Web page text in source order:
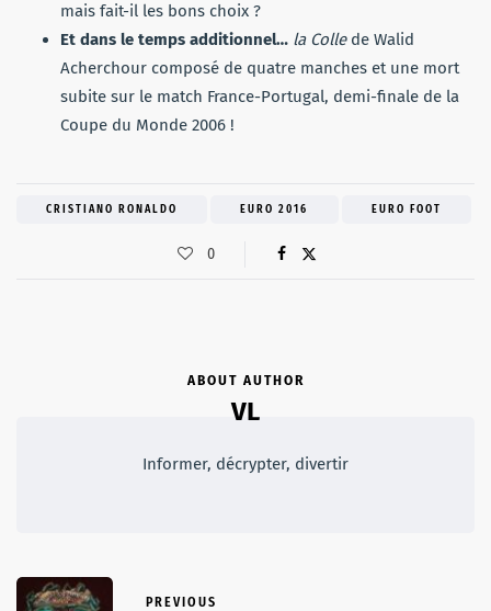
mais fait-il les bons choix ?
Et dans le temps additionnel… la Colle de Walid
Acherchour composé de quatre manches et une mort
subite sur le match France-Portugal, demi-finale de la
Coupe du Monde 2006 !
CRISTIANO RONALDO EURO 2016 EURO FOOT
0
ABOUT AUTHOR
VL
Informer, décrypter, divertir
PREVIOUS